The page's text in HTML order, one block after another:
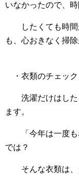
いなかったので、
したくても時間
も、心おきなく掃除
・衣類のチェック
洗濯だけはした
ます。
「今年は一度も
では？
そんな衣類は、